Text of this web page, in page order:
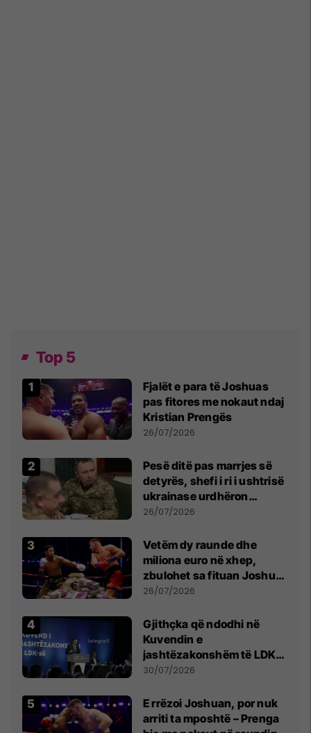
Top 5
Fjalët e para të Joshuas
pas fitores me nokaut ndaj
Kristian Prengës
26/07/2026
Pesë ditë pas marrjes së
detyrës, shefi i ri i ushtrisë
ukrainase urdhëron
kontroll të madh
26/07/2026
Vetëm dy raunde dhe
miliona euro në xhep,
zbulohet sa fituan Joshua
e Prenga
26/07/2026
Gjithçka që ndodhi në
Kuvendin e
jashtëzakonshëm të LDK-
së
30/07/2026
E rrëzoi Joshuan, por nuk
arriti ta mposhtë – Prenga